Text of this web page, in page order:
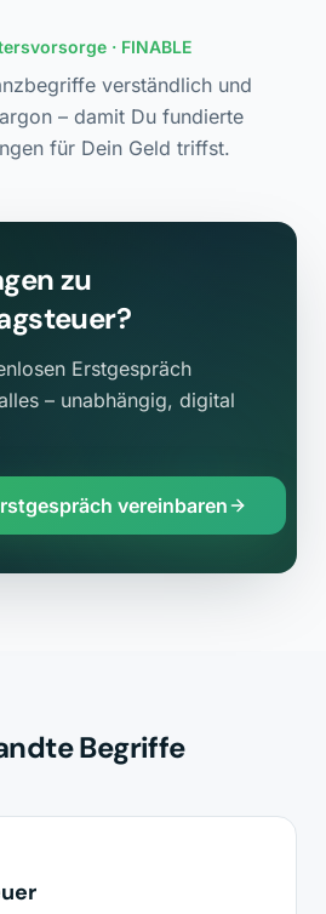
· FINABLE
verständlich und
– damit Du fundierte
für Dein Geld triffst.
zu
?
Erstgespräch
– unabhängig, digital
vereinbaren
Begriffe